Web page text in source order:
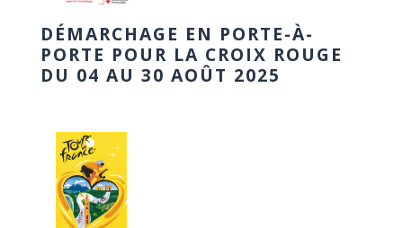
DÉMARCHAGE EN PORTE-À-
PORTE POUR LA CROIX ROUGE
DU 04 AU 30 AOÛT 2025